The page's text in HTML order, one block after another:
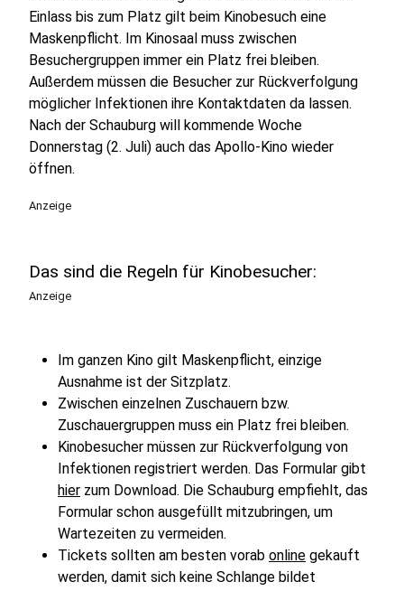
Einlass bis zum Platz gilt beim Kinobesuch eine
Maskenpflicht. Im Kinosaal muss zwischen
Besuchergruppen immer ein Platz frei bleiben.
Außerdem müssen die Besucher zur Rückverfolgung
möglicher Infektionen ihre Kontaktdaten da lassen.
Nach der Schauburg will kommende Woche
Donnerstag (2. Juli) auch das Apollo-Kino wieder
öffnen.
Anzeige
Das sind die Regeln für Kinobesucher:
Anzeige
Im ganzen Kino gilt Maskenpflicht, einzige
Ausnahme ist der Sitzplatz.
Zwischen einzelnen Zuschauern bzw.
Zuschauergruppen muss ein Platz frei bleiben.
Kinobesucher müssen zur Rückverfolgung von
Infektionen registriert werden. Das Formular gibt
hier zum Download. Die Schauburg empfiehlt, das
Formular schon ausgefüllt mitzubringen, um
Wartezeiten zu vermeiden.
Tickets sollten am besten vorab online gekauft
werden, damit sich keine Schlange bildet